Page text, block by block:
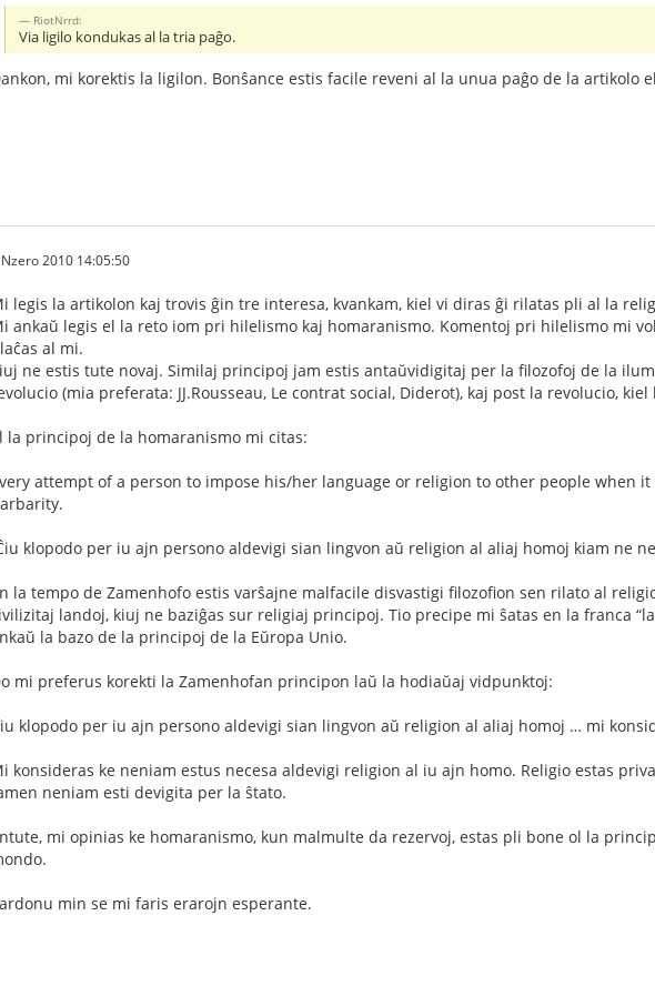
RiotNrrd:
Via ligilo kondukas al la tria paĝo.
mi korektis la ligilon. Bonŝance estis facile reveni al la unua paĝo de la artikolo
2010 14:05:50
legis la artikolon kaj trovis ĝin tre interesa, kvankam, kiel vi diras ĝi rilatas pli al la
ankaŭ legis el la reto iom pri hilelismo kaj homaranismo. Komentoj pri hilelismo mi
al mi.
ne estis tute novaj. Similaj principoj jam estis antaŭvidigitaj per la filozofoj de la
(mia preferata: JJ.Rousseau, Le contrat social, Diderot), kaj post la revolucio,
la principoj de la homaranismo mi citas:
attempt of a person to impose his/her language or religion to other people when
klopodo per iu ajn persono aldevigi sian lingvon aŭ religion al aliaj homoj kiam ne
la tempo de Zamenhofo estis varŝajne malfacile disvastigi filozofion sen rilato al
landoj, kiuj ne baziĝas sur religiaj principoj. Tio precipe mi ŝatas en la franca
la bazo de la principoj de la Eŭropa Unio.
mi preferus korekti la Zamenhofan principon laŭ la hodiaŭaj vidpunktoj:
klopodo per iu ajn persono aldevigi sian lingvon aŭ religion al aliaj homoj … mi
konsideras ke neniam estus necesa aldevigi religion al iu ajn homo. Religio estas
neniam esti devigita per la ŝtato.
mi opinias ke homaranismo, kun malmulte da rezervoj, estas pli bone ol la
min se mi faris erarojn esperante.